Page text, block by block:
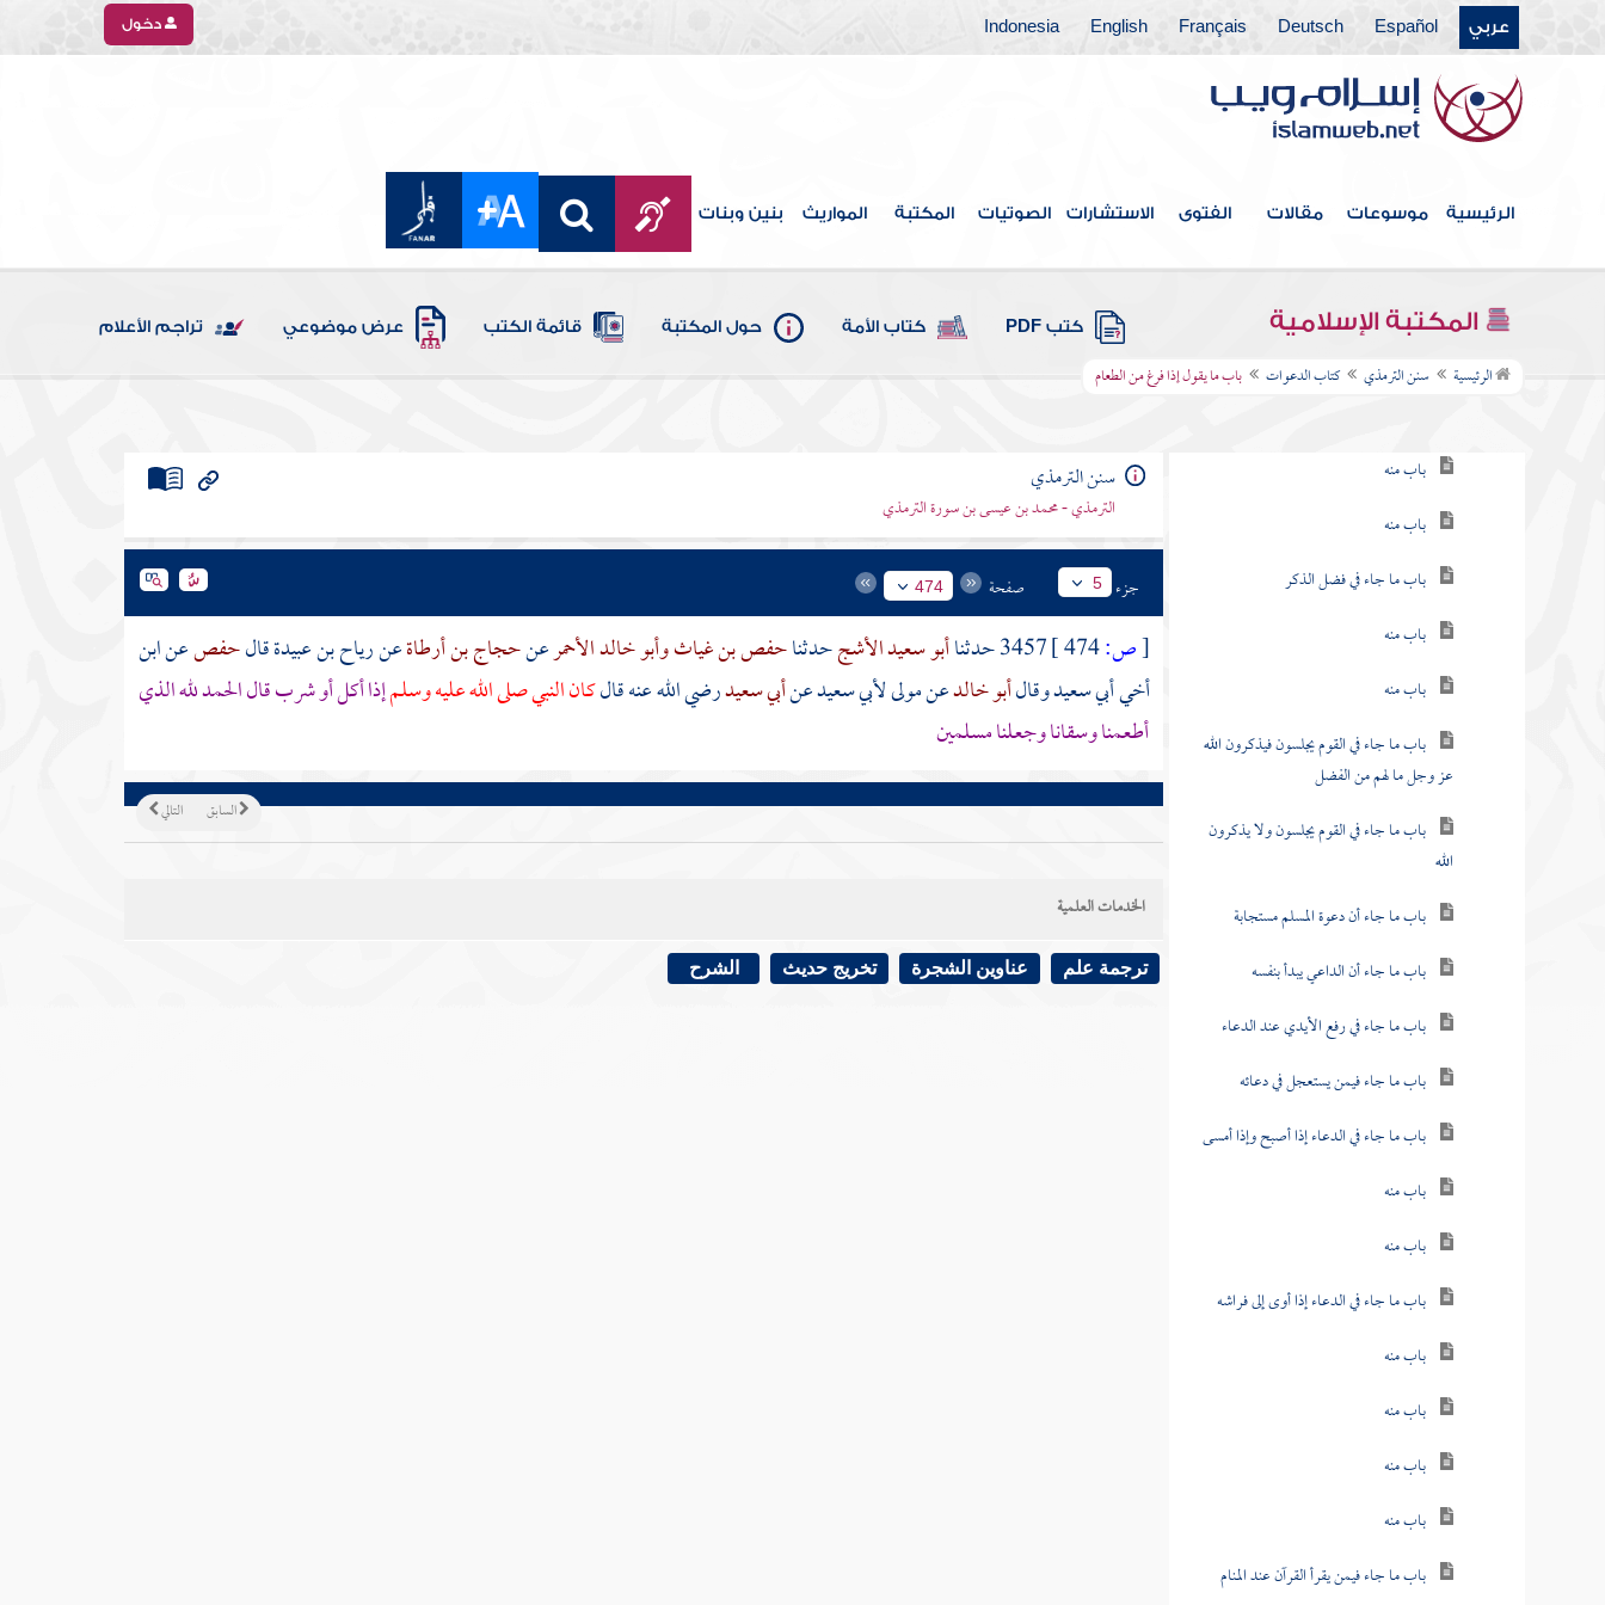
عربي Español
Deutsch
Français
English
Indonesia دخول
الرئيسية موسوعات مقالات الفتوى الاستشارات الصوتيات المكتبة المواريث بنين وبنات
المكتبة الإسلامية كتب PDF كتاب الأمة حول المكتبة قائمة الكتب عرض موضوعي تراجم الأعلام
الرئيسية سنن الترمذي كتاب الدعوات باب ما يقول إذا فرغ من الطعام
كتاب الاستئذان والآداب
كتاب الأدب
كتاب الأمثال
كتاب فضائل القرآن
كتاب القراءات
كتاب تفسير القرآن
كتاب الدعوات
باب منه
باب منه
باب ما جاء في فضل الذكر
باب منه
باب منه
باب ما جاء في القوم يجلسون فيذكرون الله
عز وجل ما لهم من الفضل
باب ما جاء في القوم يجلسون ولا يذكرون
الله
باب ما جاء أن دعوة المسلم مستجابة
باب ما جاء أن الداعي يبدأ بنفسه
باب ما جاء في رفع الأيدي عند الدعاء
باب ما جاء فيمن يستعجل في دعائه
باب ما جاء في الدعاء إذا أصبح وإذا أمسى
باب منه
باب منه
باب ما جاء في الدعاء إذا أوى إلى فراشه
باب منه
باب منه
باب منه
باب منه
باب ما جاء فيمن يقرأ القرآن عند المنام
سنن الترمذي
الترمذي - محمد بن عيسى بن سورة الترمذي
جزء 5 صفحة 474
[ص: 3457 حدثنا أبو سعيد الأشجحدثناحفص بن غياثوأبو خالد الأحمرعنحجاج بن أرطاةعنرياح بن عبيدةقالحفصعنابن
أخي أبي سعيدوقالأبو خالدعنمولى لأبي سعيدعنأبي سعيدرضي الله عنه قالكان النبي صلى الله عليه وسلمإذا أكل أو شرب قال الحمد لله الذي
أطعمنا وسقانا وجعلنا مسلمين
التالي السابق
الخدمات العلمية
ترجمة علم عناوين الشجرة تخريج حديث الشرح